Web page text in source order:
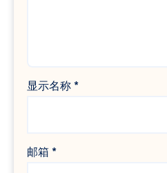
显示名称 *
邮箱 *